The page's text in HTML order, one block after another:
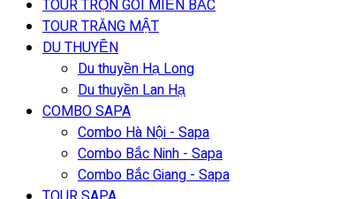
TOUR TRỌN GÓI MIỀN BẮC
TOUR TRĂNG MẬT
DU THUYỀN
Du thuyền Hạ Long
Du thuyền Lan Hạ
COMBO SAPA
Combo Hà Nội - Sapa
Combo Bắc Ninh - Sapa
Combo Bắc Giang - Sapa